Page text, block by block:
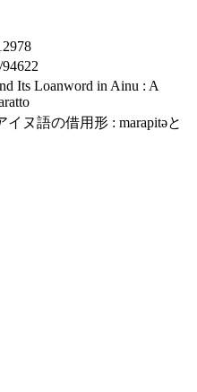
Its Loanword in Ainu : A
イヌ語の借用形 : marapitəと